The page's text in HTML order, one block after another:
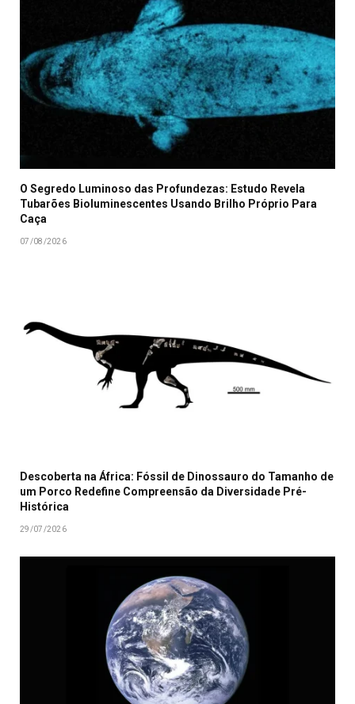
O Segredo Luminoso das Profundezas: Estudo Revela
Tubarões Bioluminescentes Usando Brilho Próprio Para
Caça
07/08/2026
Descoberta na África: Fóssil de Dinossauro do Tamanho de
um Porco Redefine Compreensão da Diversidade Pré-
Histórica
29/07/2026